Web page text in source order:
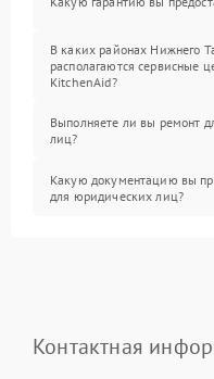
В каких районах Нижнего
располагаются сервисные
KitchenAid?
Выполняете ли вы ремонт
лиц?
Какую документацию вы
для юридических лиц?
Контактная